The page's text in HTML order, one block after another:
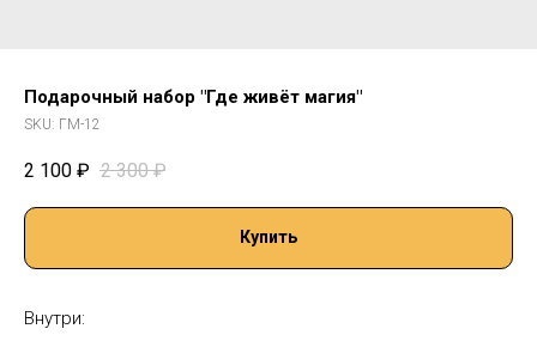
Подарочный набор "Где живёт магия"
SKU: ГМ-12
2 100 ₽ 2 300 ₽
Купить
Внутри: